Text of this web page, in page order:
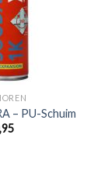
– PU-Schuim